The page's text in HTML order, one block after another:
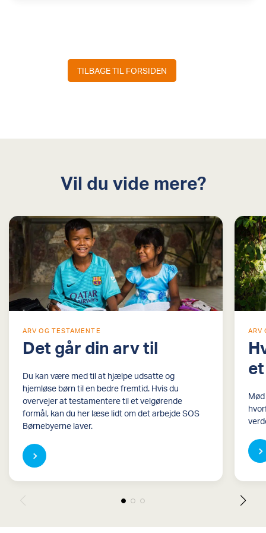
TILBAGE TIL FORSIDEN
Vil du vide mere?
ARV OG TESTAMENTE
Det går din arv til
Du kan være med til at hjælpe udsatte og
hjemløse børn til en bedre fremtid. Hvis du
overvejer at testamentere til et velgørende
formål, kan du her læse lidt om det arbejde SOS
Børnebyerne laver.
ARV